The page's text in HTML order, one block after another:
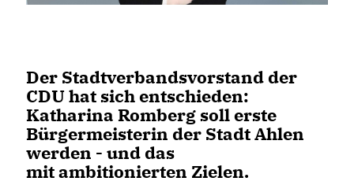
Der Stadtverbandsvorstand der
CDU hat sich entschieden:
Katharina Romberg soll erste
Bürgermeisterin der Stadt Ahlen
werden - und das
mit ambitionierten Zielen.